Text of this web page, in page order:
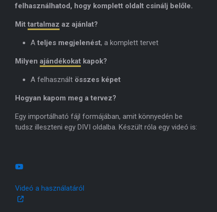
felhasználhatod, hogy komplett oldalt csinálj belőle.
Mit tartalmaz az ajánlat?
A teljes megjelenést, a komplett tervet
Milyen ajándékokat kapok?
A felhasznált összes képet
Hogyan kapom meg a tervez?
Egy importálható fájl formájában, amit könnyedén be
tudsz illeszteni egy DIVI oldalba. Készült róla egy videó is:
Videó a használatáról